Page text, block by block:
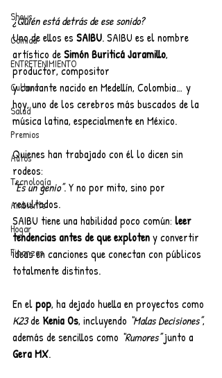
dinamicaseltrendytop@gmail.com
Shows
Comida
ENTRETENIMIENTO
Cultura
Salud
Premios
Autos
Tecnología
Ambiente
Hogar
Finanzas
¿Quién está detrás de ese sonido?
Uno de ellos es SAIBU. SAIBU es el nombre
artístico de Simón Buriticá Jaramillo,
productor, compositor
y cantante nacido en Medellín, Colombia… y
hoy, uno de los cerebros más buscados de la
música latina, especialmente en México.
Quienes han trabajado con él lo dicen sin
rodeos:
“Es un genio”. Y no por mito, sino por
resultados.
SAIBU tiene una habilidad poco común: leer
tendencias antes de que exploten y convertir
ideas en canciones que conectan con públicos
totalmente distintos.
En el pop, ha dejado huella en proyectos como
K23 de Kenia Os, incluyendo “Malas Decisiones”,
además de sencillos como “Rumores” junto a
Gera MX.